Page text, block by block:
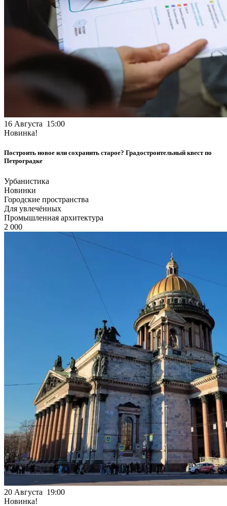
16 Августа 15:00
Новинка!
Построить новое или сохранить старое? Градостроительный квест по
Петроградке
Урбанистика
Новинки
Городские пространства
Для увлечённых
Промышленная архитектура
2 000
20 Августа 19:00
Новинка!